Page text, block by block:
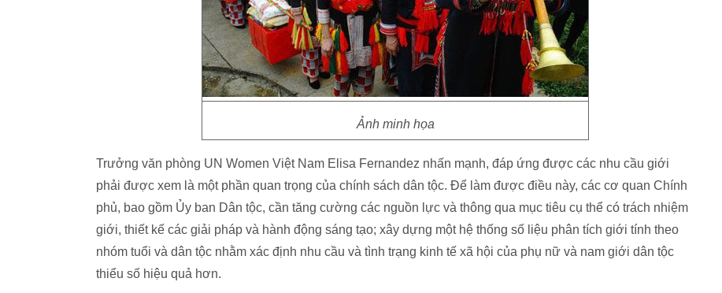
Ảnh minh họa
Trưởng văn phòng UN Women Việt Nam Elisa Fernandez nhấn mạnh, đáp ứng được các nhu cầu giới
phải được xem là một phần quan trọng của chính sách dân tộc. Để làm được điều này, các cơ quan Chính
phủ, bao gồm Ủy ban Dân tộc, cần tăng cường các nguồn lực và thông qua mục tiêu cụ thể có trách nhiệm
giới, thiết kế các giải pháp và hành động sáng tạo; xây dựng một hệ thống số liệu phân tích giới tính theo
nhóm tuổi và dân tộc nhằm xác định nhu cầu và tình trạng kinh tế xã hội của phụ nữ và nam giới dân tộc
thiểu số hiệu quả hơn.